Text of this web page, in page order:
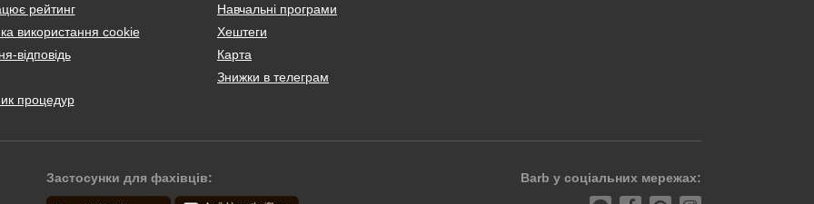
рейтинг
використання cookie
відповідь
процедур
Навчальні програми
Хештеги
Карта
Знижки в телеграм
Застосунки для фахівців: Barb у соціальних мережах: